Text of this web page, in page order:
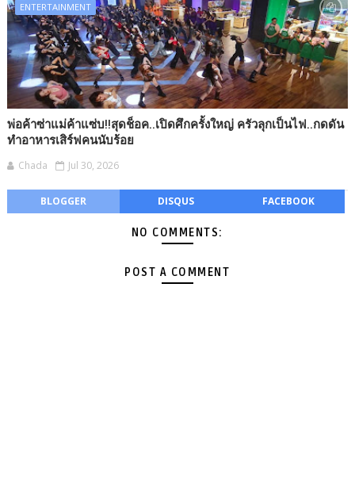
ENTERTAINMENT
พ่อค้าซ่าแม่ค้าแซ่บ!!สุดช็อค..เปิดศึกครั้งใหญ่ ครัวลุกเป็นไฟ..กดดัน
ทำอาหารเสิร์ฟคนนับร้อย
Chada Jul 30, 2026
BLOGGER DISQUS FACEBOOK
NO COMMENTS:
POST A COMMENT